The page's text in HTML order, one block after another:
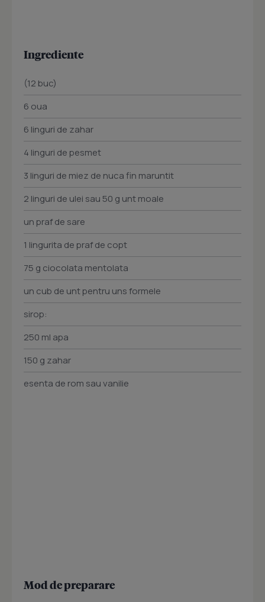
Ingrediente
(12 buc)
6 oua
6 linguri de zahar
4 linguri de pesmet
3 linguri de miez de nuca fin maruntit
2 linguri de ulei sau 50 g unt moale
un praf de sare
1 lingurita de praf de copt
75 g ciocolata mentolata
un cub de unt pentru uns formele
sirop:
250 ml apa
150 g zahar
esenta de rom sau vanilie
Mod de preparare